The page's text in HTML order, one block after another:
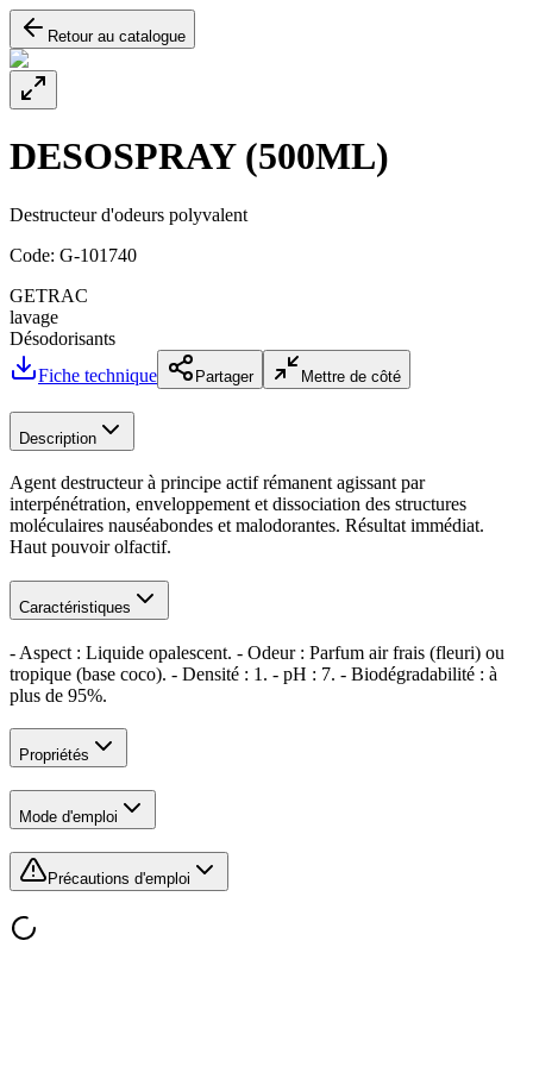
Retour au catalogue
DESOSPRAY (500ML)
Destructeur d'odeurs polyvalent
Code: G-101740
GETRAC
lavage
Désodorisants
Fiche technique
Partager Mettre de côté
Description
Agent destructeur à principe actif rémanent agissant par
interpénétration, enveloppement et dissociation des structures
moléculaires nauséabondes et malodorantes. Résultat immédiat.
Haut pouvoir olfactif.
Caractéristiques
- Aspect : Liquide opalescent. - Odeur : Parfum air frais (fleuri) ou
tropique (base coco). - Densité : 1. - pH : 7. - Biodégradabilité : à
plus de 95%.
Propriétés
Mode d'emploi
Précautions d'emploi